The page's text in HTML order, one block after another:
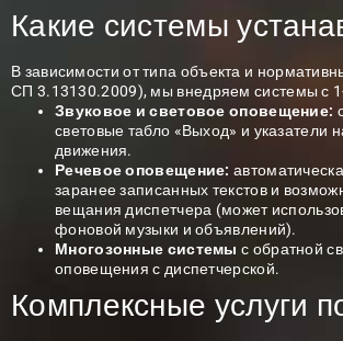
Какие системы
В зависимости от типа объекта и
СП 3.13130.2009), мы внедряем системы с
Звуковое и световое оповещение:
световые табло «Выход» и указатели
движения.
Речевое оповещение:
заранее записанных текстов и
вещания диспетчера (может
фоновой музыки и объявлений).
Многозонные системы с обратной
оповещения с диспетчерской.
Комплексные услуги